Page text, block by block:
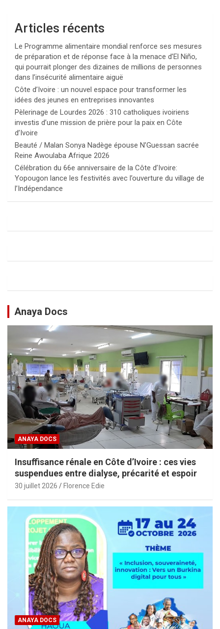
Articles récents
Le Programme alimentaire mondial renforce ses mesures
de préparation et de réponse face à la menace d’El Niño,
qui pourrait plonger des dizaines de millions de personnes
dans l’insécurité alimentaire aiguë
Côte d’Ivoire : un nouvel espace pour transformer les
idées des jeunes en entreprises innovantes
Pèlerinage de Lourdes 2026 : 310 catholiques ivoiriens
investis d’une mission de prière pour la paix en Côte
d’Ivoire
Beauté / Malan Sonya Nadège épouse N’Guessan sacrée
Reine Awoulaba Afrique 2026
Célébration du 66e anniversaire de la Côte d’Ivoire:
Yopougon lance les festivités avec l’ouverture du village de
l’Indépendance
Anaya Docs
ANAYA DOCS
Insuffisance rénale en Côte d’Ivoire : ces vies
suspendues entre dialyse, précarité et espoir
30 juillet 2026 Florence Edie
ANAYA DOCS